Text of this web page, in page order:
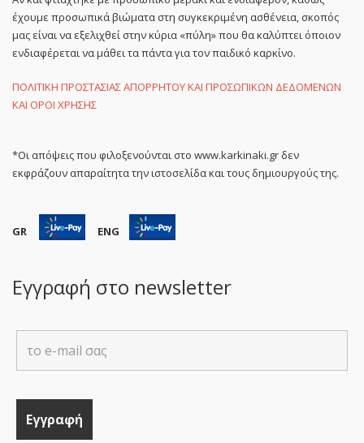
έχουμε προσωπικά βιώματα στη συγκεκριμένη ασθένεια, σκοπός
μας είναι να εξελιχθεί στην κύρια «πύλη» που θα καλύπτει όποιον
ενδιαφέρεται να μάθει τα πάντα για τον παιδικό καρκίνο.
ΠΟΛΙΤΙΚΗ ΠΡΟΣΤΑΣΙΑΣ ΑΠΟΡΡΗΤΟΥ ΚΑΙ ΠΡΟΣΩΠΙΚΩΝ ΔΕΔΟΜΕΝΩΝ
ΚΑΙ ΟΡΟΙ ΧΡΗΣΗΣ
*Οι απόψεις που φιλοξενούνται στο www.karkinaki.gr δεν
εκφράζουν απαραίτητα την ιστοσελίδα και τους δημιουργούς της.
GR ENG
Εγγραφή στο newsletter